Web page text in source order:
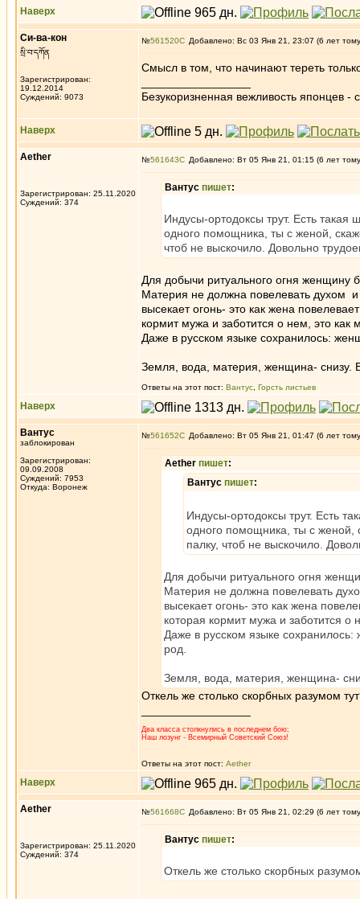
Наверх
Си-ва-кон
སྲི་བ་དཀོན
Зарегистрирован:
19.12.2014
Суждений: 9073
№561520 Добавлено: Вс 03 Янв 21, 23:07 (6 лет
Смысл в том, что начинают тереть
Безукоризненная вежливость японцев -
Наверх
Aether
Зарегистрирован: 25.11.2020
Суждений: 374
№561643 Добавлено: Вт 05 Янв 21, 01:15 (6 лет
Вантус пишет:
Индусы-ортодоксы трут. Есть
одного помощника, ты с женой,
чтоб не выскочило. Довольно
Для добычи ритуального огня женщину
Материя не должна повелевать духом
высекает огонь- это как жена
кормит мужа и заботится о нем, это
Даже в русском языке сохранилось:
Земля, вода, материя, женщина- снизу.
Ответы на этот пост: Вантус Горсть листьев
Наверх
Вантус
заблокирован
Зарегистрирован:
09.09.2008
Суждений: 7953
Откуда: Воронеж
№561652 Добавлено: Вт 05 Янв 21, 01:47 (6 лет
Aether пишет:
Вантус пишет:
Индусы-ортодоксы трут. Есть
одного помощника, ты с женой,
палку, чтоб не выскочило.
Для добычи ритуального огня
Материя не должна повелевать
высекает огонь- это как жена
которая кормит мужа и заботится
Даже в русском языке
род.
Земля, вода, материя, женщина-
Откель же столько скорбных разумом
Два класса столкнулись в последнем бою;
Наш лозунг - Всемирный Советский Союз!
Ответы на этот пост: Aether
Наверх
Aether
Зарегистрирован: 25.11.2020
Суждений: 374
№561668 Добавлено: Вт 05 Янв 21, 02:29 (6 лет
Вантус пишет:
Откель же столько скорбных